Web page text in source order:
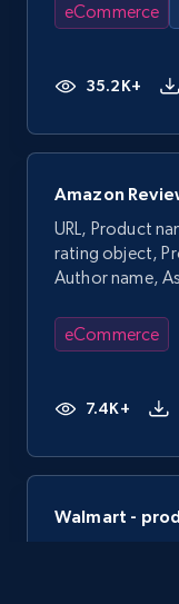
eCommerce
35.2K+
Amazon
URL, Product
rating object,
Author name,
eCommerce
7.4K+
Walmart -
Specifications,